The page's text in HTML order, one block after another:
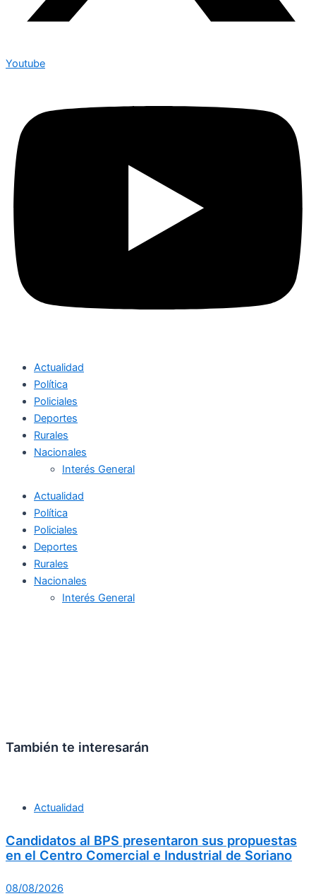
Youtube
Actualidad
Política
Policiales
Deportes
Rurales
Nacionales
Interés General
Actualidad
Política
Policiales
Deportes
Rurales
Nacionales
Interés General
También te interesarán
Actualidad
Candidatos al BPS presentaron sus propuestas
en el Centro Comercial e Industrial de Soriano
08/08/2026